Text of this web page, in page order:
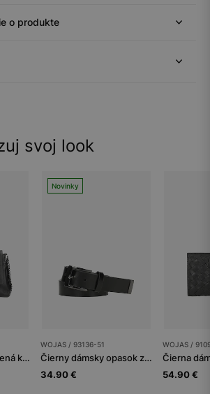
o produkte
svoj look
Čierna dámska kožená kabelka s reťazou na remienku
Novinky
WOJAS / 93136-51
Čierny dámsky opasok z lícnej kože
34.90 €
WOJAS /
54.90 €